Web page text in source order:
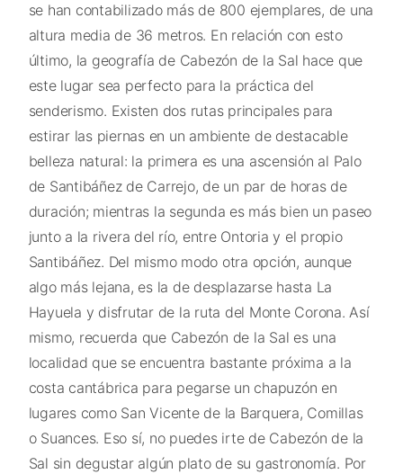
se han contabilizado más de 800 ejemplares, de una
altura media de 36 metros. En relación con esto
último, la geografía de Cabezón de la Sal hace que
este lugar sea perfecto para la práctica del
senderismo. Existen dos rutas principales para
estirar las piernas en un ambiente de destacable
belleza natural: la primera es una ascensión al Palo
de Santibáñez de Carrejo, de un par de horas de
duración; mientras la segunda es más bien un paseo
junto a la rivera del río, entre Ontoria y el propio
Santibáñez. Del mismo modo otra opción, aunque
algo más lejana, es la de desplazarse hasta La
Hayuela y disfrutar de la ruta del Monte Corona. Así
mismo, recuerda que Cabezón de la Sal es una
localidad que se encuentra bastante próxima a la
costa cantábrica para pegarse un chapuzón en
lugares como San Vicente de la Barquera, Comillas
o Suances. Eso sí, no puedes irte de Cabezón de la
Sal sin degustar algún plato de su gastronomía. Por